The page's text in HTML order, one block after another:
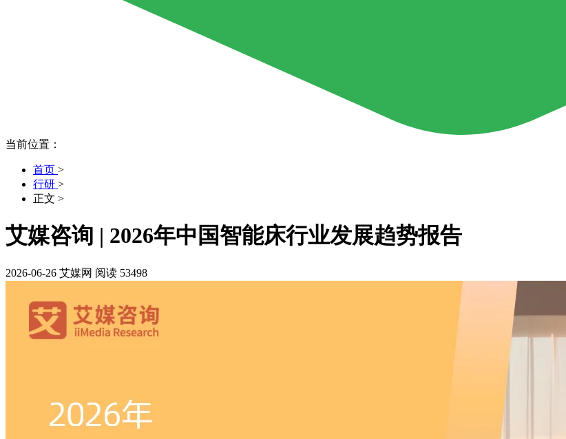
当前位置：
首页 >
行研 >
正文 >
艾媒咨询 | 2026年中国智能床行业发展趋势报告
2026-06-26 艾媒网 阅读 53498